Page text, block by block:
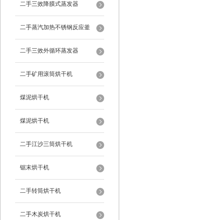
二手三效降膜式蒸发器
二手蒸汽加热不锈钢反应釜
二手三效外循环蒸发器
二手矿用滚筒烘干机
煤泥烘干机
煤泥烘干机
二手江沙三筒烘干机
锯末烘干机
二手转筒烘干机
二手木炭烘干机